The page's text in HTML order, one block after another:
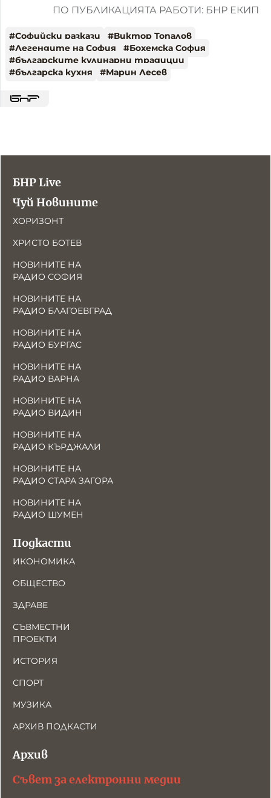
ПО ПУБЛИКАЦИЯТА РАБОТИ: БНР ЕКИП
#Софийски разкази #Виктор Топалов
#Легендите на София #Бохемска София
#българските кулинарни традиции
#българска кухня #Марин Лесев
БНР Live
Чуй Новините
ХОРИЗОНТ
ХРИСТО БОТЕВ
НОВИНИТЕ НА
РАДИО СОФИЯ
НОВИНИТЕ НА
РАДИО БЛАГОЕВГРАД
НОВИНИТЕ НА
РАДИО БУРГАС
НОВИНИТЕ НА
РАДИО ВАРНА
НОВИНИТЕ НА
РАДИО ВИДИН
НОВИНИТЕ НА
РАДИО КЪРДЖАЛИ
НОВИНИТЕ НА
РАДИО СТАРА ЗАГОРА
НОВИНИТЕ НА
РАДИО ШУМЕН
Подкасти
ИКОНОМИКА
ОБЩЕСТВО
ЗДРАВЕ
СЪВМЕСТНИ
ПРОЕКТИ
ИСТОРИЯ
СПОРТ
МУЗИКА
АРХИВ ПОДКАСТИ
Архив
Съвет за електронни медии